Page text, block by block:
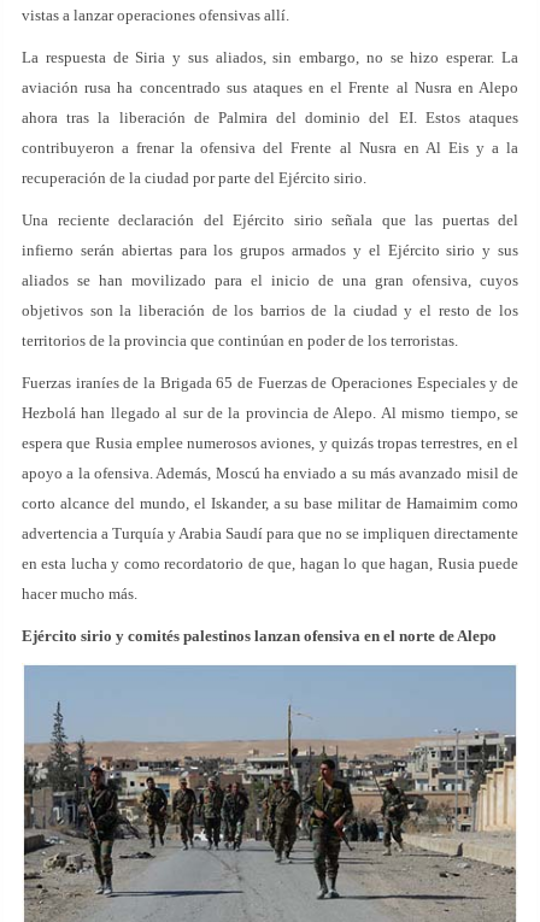
vistas a lanzar operaciones ofensivas allí.
La respuesta de Siria y sus aliados, sin embargo, no se hizo esperar. La
aviación rusa ha concentrado sus ataques en el Frente al Nusra en Alepo
ahora tras la liberación de Palmira del dominio del EI. Estos ataques
contribuyeron a frenar la ofensiva del Frente al Nusra en Al Eis y a la
recuperación de la ciudad por parte del Ejército sirio.
Una reciente declaración del Ejército sirio señala que las puertas del
infierno serán abiertas para los grupos armados y el Ejército sirio y sus
aliados se han movilizado para el inicio de una gran ofensiva, cuyos
objetivos son la liberación de los barrios de la ciudad y el resto de los
territorios de la provincia que continúan en poder de los terroristas.
Fuerzas iraníes de la Brigada 65 de Fuerzas de Operaciones Especiales y de
Hezbolá han llegado al sur de la provincia de Alepo. Al mismo tiempo, se
espera que Rusia emplee numerosos aviones, y quizás tropas terrestres, en el
apoyo a la ofensiva. Además, Moscú ha enviado a su más avanzado misil de
corto alcance del mundo, el Iskander, a su base militar de Hamaimim como
advertencia a Turquía y Arabia Saudí para que no se impliquen directamente
en esta lucha y como recordatorio de que, hagan lo que hagan, Rusia puede
hacer mucho más.
Ejército sirio y comités palestinos lanzan ofensiva en el norte de Alepo